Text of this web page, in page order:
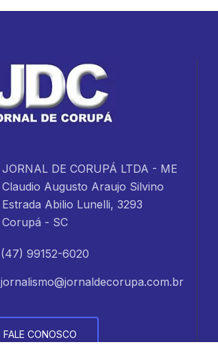
JORNAL DE CORUPÁ LTDA - ME
Claudio Augusto Araujo Silvino
Estrada Abilio Lunelli, 3293
Corupá - SC
(47) 99152-6020
jornalismo@jornaldecorupa.com.br
FALE CONOSCO